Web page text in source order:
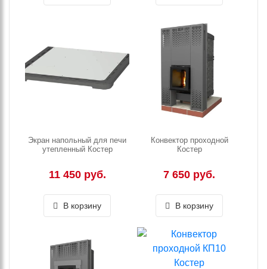
Экран напольный для печи
утепленный Костер
11 450 руб.
В корзину
Конвектор проходной
Костер
7 650 руб.
В корзину